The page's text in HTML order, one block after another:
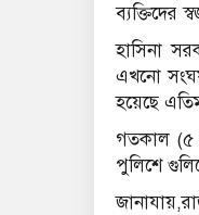
ব্যক্তিদের
হাসিনা
এখনো
হয়েছে
গতকাল (৫
পুলিশে